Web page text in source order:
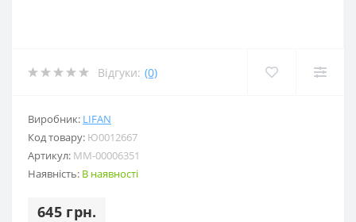
Відгуки: (0)
Виробник: LIFAN
Код товару: Ю0012667
Артикул: MM-00006351
Наявність: В наявності
645 грн.